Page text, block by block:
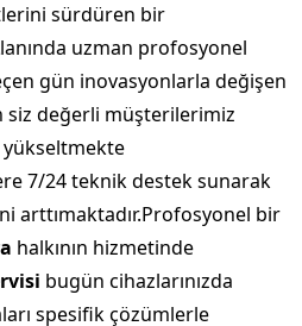
sürdüren bir
uzman profosyonel
gün inovasyonlarla değişen
siz değerli müşterilerimiz
yükseltmekte
7/24 teknik destek sunarak
arttımaktadır.Profosyonel bir
halkının hizmetinde
bugün cihazlarınızda
spesifik çözümlerle